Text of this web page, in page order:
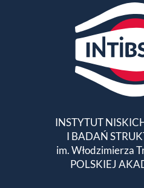
INSTYTUT
I BADAŃ
im. Włodzimierza
POLSKIEJ